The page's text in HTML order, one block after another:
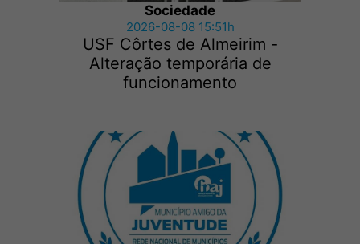
Sociedade
2026-08-08 15:51h
USF Côrtes de Almeirim -
Alteração temporária de
funcionamento